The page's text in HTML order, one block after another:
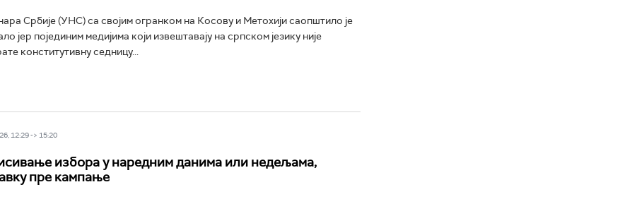
Србије (УНС) са својим огранком на Косову и Метохији саопштило је
јер појединим медијима који извештавају на српском језику није
конститутивну седницу...
12:29 -> 15:20
избора у наредним данима или недељама,
пре кампање